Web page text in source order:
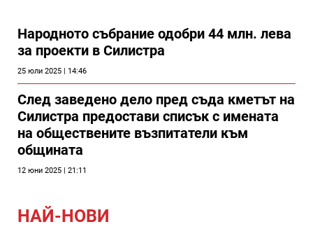
Народното събрание одобри 44 млн. лева
за проекти в Силистра
25 юли 2025 | 14:46
След заведено дело пред съда кметът на
Силистра предостави списък с имената
на обществените възпитатели към
общината
12 юни 2025 | 21:11
НАЙ-НОВИ